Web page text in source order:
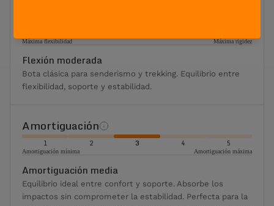
Máxima flexibilidad Máxima rigidez
Flexión moderada
Bota clásica para senderismo y trekking. Equilibrio entre
flexibilidad, soporte y estabilidad.
Amortiguación
1 2 3 4 5
Amortiguación mínima Amortiguación máxima
Amortiguación media
Equilibrio ideal entre confort y soporte. Absorbe los
impactos sin comprometer la estabilidad. Perfecta para la